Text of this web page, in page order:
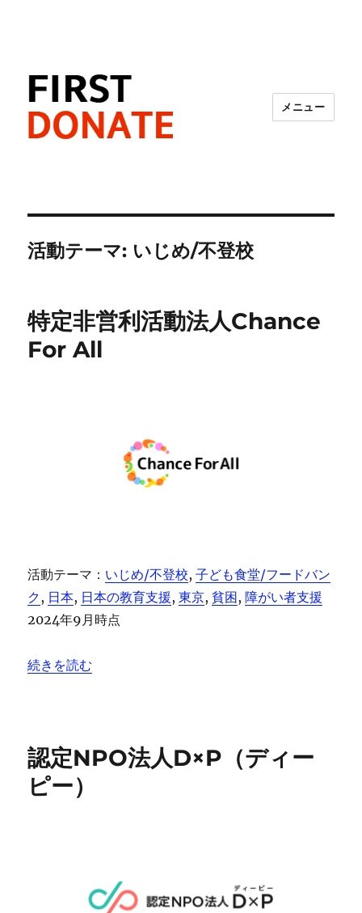
メニュー
活動テーマ: いじめ/不登校
特定非営利活動法人Chance
For All
活動テーマ： いじめ/不登校, 子ども食堂/フードバン
ク , 日本, 日本の教育支援, 東京, 貧困, 障がい者支援
2024年9月時点
“特定非営利活動法人Chance For All” の
続きを読む
認定NPO法人D×P（ディー
ピー）